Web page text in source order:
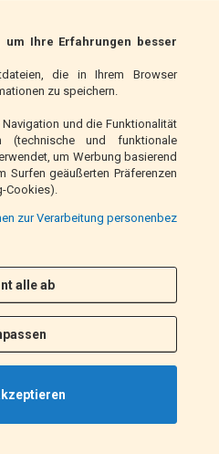
um Ihre Erfahrungen besser
die in Ihrem Browser
zu speichern.
und die Funktionalität
(technische und funktionale
um Werbung basierend
Surfen geäußerten Präferenzen
Cookies).
zur Verarbeitung personenbez
alle ab
Italien)